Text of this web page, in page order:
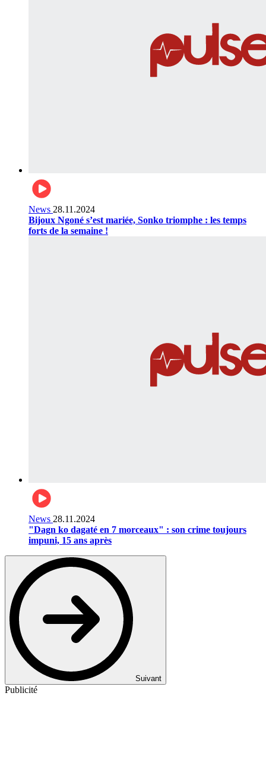
News 28.11.2024
Bijoux Ngoné s’est mariée, Sonko triomphe : les temps
forts de la semaine !
News 28.11.2024
"Dagn ko dagaté en 7 morceaux" : son crime toujours
impuni, 15 ans après
Suivant
Publicité